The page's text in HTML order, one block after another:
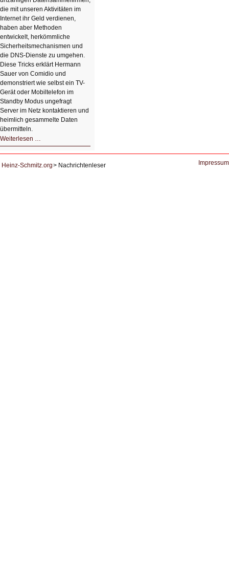
die mit unseren Aktivitäten im
Internet ihr Geld verdienen,
haben aber Methoden
entwickelt, herkömmliche
Sicherheitsmechanismen und
die DNS-Dienste zu umgehen.
Diese Tricks erklärt Hermann
Sauer von Comidio und
demonstriert wie selbst ein TV-
Gerät oder Mobiltelefon im
Standby Modus ungefragt
Server im Netz kontaktieren und
heimlich gesammelte Daten
übermitteln.
Weiterlesen …
DNS
Heinz-Schmitz.org
Nachrichtenleser Impressum